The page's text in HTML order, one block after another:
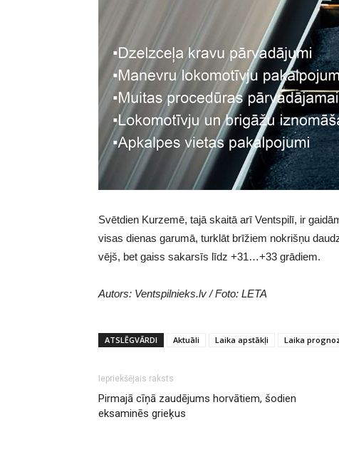
Svētdien Kurzemē, tajā skaitā arī Ventspilī, ir
visas dienas garumā, turklāt brīžiem nokrišņu
vējš, bet gaiss sakarsīs līdz +31…+33 grādiem.
Autors: Ventspilnieks.lv / Foto: LETA
ATSLĒGVĀRDI Aktuāli Laika apstākļi Laika
Iepriekšējais raksts
Pirmajā cīņā zaudējums horvātiem, šodien
eksaminēs grieķus